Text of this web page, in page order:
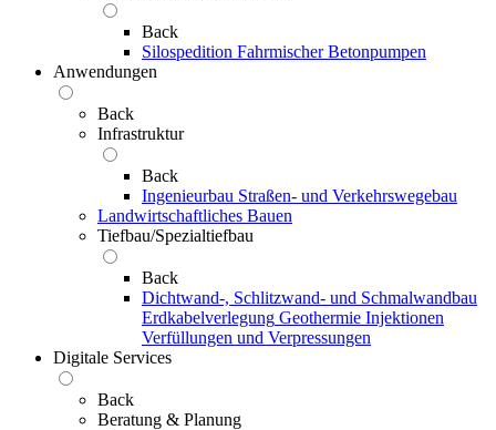
Back
Silospedition Fahrmischer Betonpumpen
Anwendungen
Back
Infrastruktur
Back
Ingenieurbau Straßen- und Verkehrswegebau
Landwirtschaftliches Bauen
Tiefbau/Spezialtiefbau
Back
Dichtwand-, Schlitzwand- und Schmalwandbau
Erdkabelverlegung Geothermie Injektionen
Verfüllungen und Verpressungen
Digitale Services
Back
Beratung & Planung